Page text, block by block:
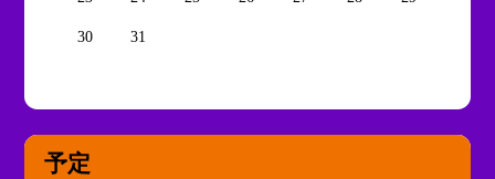
30 31
予定